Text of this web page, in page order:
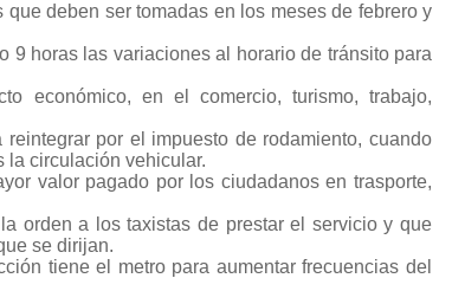
deben ser tomadas en los meses de febrero y
9 horas las variaciones al horario de tránsito para
económico, en el comercio, turismo, trabajo,
por el impuesto de rodamiento, cuando
la circulación vehicular.
valor pagado por los ciudadanos en trasporte,
orden a los taxistas de prestar el servicio y que
se dirijan.
tiene el metro para aumentar frecuencias del